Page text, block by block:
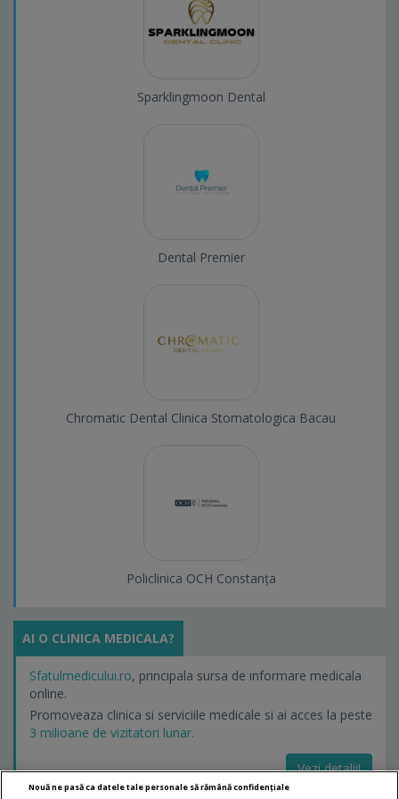
Sparklingmoon Dental
Dental Premier
Chromatic Dental Clinica Stomatologica Bacau
Policlinica OCH Constanța
AI O CLINICA MEDICALA?
Sfatulmedicului.ro, principala sursa de informare medicala
online.
Promoveaza clinica si serviciile medicale si ai acces la peste
3 milioane de vizitatori lunar.
Vezi detalii!
Nouă ne pasă ca datele tale personale să rămână confidențiale